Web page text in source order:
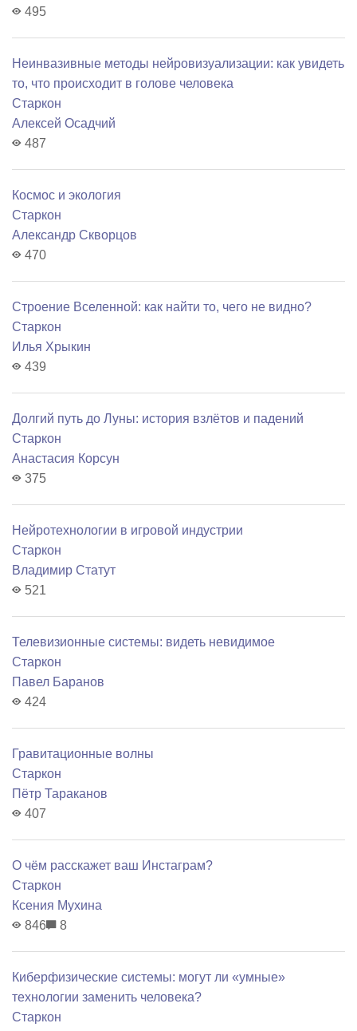
495
Неинвазивные методы нейровизуализации: как увидеть
то, что происходит в голове человека
Старкон
Алексей Осадчий
487
Космос и экология
Старкон
Александр Скворцов
470
Строение Вселенной: как найти то, чего не видно?
Старкон
Илья Хрыкин
439
Долгий путь до Луны: история взлётов и падений
Старкон
Анастасия Корсун
375
Нейротехнологии в игровой индустрии
Старкон
Владимир Статут
521
Телевизионные системы: видеть невидимое
Старкон
Павел Баранов
424
Гравитационные волны
Старкон
Пётр Тараканов
407
О чём расскажет ваш Инстаграм?
Старкон
Ксения Мухина
846
8
Киберфизические системы: могут ли «умные»
технологии заменить человека?
Старкон